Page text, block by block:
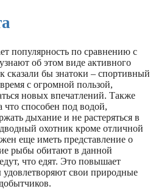
популярность по сравнению с
об этом виде активного
сказали бы знатоки – спортивный
с огромной пользой,
новых впечатлений. Также
что способен под водой,
дыхание и не растеряться в
охотник кроме отличной
еще иметь представление о
рыбы обитают в данной
что едят. Это повышает
свои природные